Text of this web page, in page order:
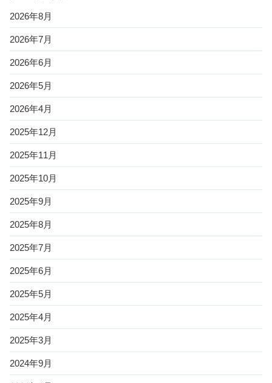
2026年8月
2026年7月
2026年6月
2026年5月
2026年4月
2025年12月
2025年11月
2025年10月
2025年9月
2025年8月
2025年7月
2025年6月
2025年5月
2025年4月
2025年3月
2024年9月